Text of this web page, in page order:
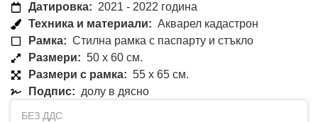
Датировка: 2021 - 2022 година
Техника и материали: Акварел кадастрон
Рамка: Стилна рамка с паспарту и стъкло
Размери: 50 x 60 см.
Размери с рамка: 55 x 65 см.
Подпис: долу в дясно
БЕЗ ДДС